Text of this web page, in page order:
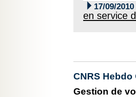
 17/09/2010
en service
CNRS
Gestion de